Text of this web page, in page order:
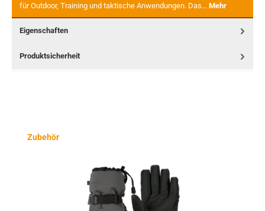
für Outdoor, Training und taktische Anwendungen. Das… Mehr
Eigenschaften
Produktsicherheit
Produktgalerie überspringen
Zubehör